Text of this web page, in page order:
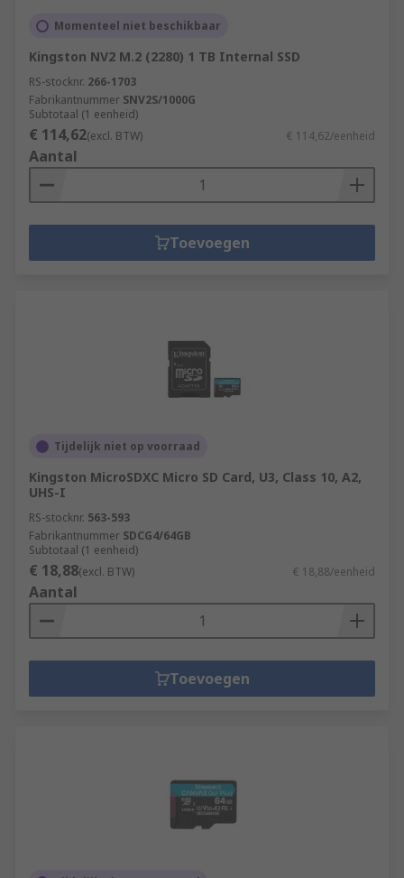
Momenteel niet beschikbaar
Kingston NV2 M.2 (2280) 1 TB Internal SSD
RS-stocknr. 266-1703
Fabrikantnummer SNV2S/1000G
Subtotaal (1 eenheid)
€ 114,62(excl. BTW) € 114,62/eenheid
Aantal
Toevoegen
Tijdelijk niet op voorraad
Kingston MicroSDXC Micro SD Card, U3, Class 10, A2,
UHS-I
RS-stocknr. 563-593
Fabrikantnummer SDCG4/64GB
Subtotaal (1 eenheid)
€ 18,88(excl. BTW) € 18,88/eenheid
Aantal
Toevoegen